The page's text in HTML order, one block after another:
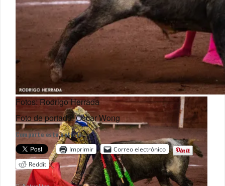
Fotos: Rodrigo Herrada
Foto de portada: Óscar Wong
Comparte esta noticia:
Imprimir
Correo electrónico
Reddit